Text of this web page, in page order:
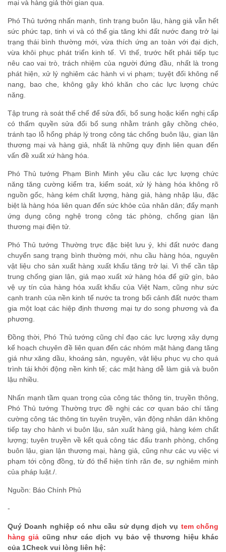
mại và hàng giả thời gian qua.
Phó Thủ tướng nhấn mạnh, tình trạng buôn lậu, hàng giả vẫn hết
sức phức tạp, tinh vi và có thể gia tăng khi đất nước đang trở lại
trạng thái bình thường mới, vừa thích ứng an toàn với đại dịch,
vừa khôi phục phát triển kinh tế. Vì thế, trước hết phải tiếp tục
nêu cao vai trò, trách nhiệm của người đứng đầu, nhất là trong
phát hiện, xử lý nghiêm các hành vi vi phạm; tuyệt đối không nể
nang, bao che, không gây khó khăn cho các lực lượng chức
năng.
Tập trung rà soát thể chế để sửa đổi, bổ sung hoặc kiến nghị cấp
có thẩm quyền sửa đổi bổ sung nhằm tránh gây chồng chéo,
tránh tạo lỗ hổng pháp lý trong công tác chống buôn lậu, gian lận
thương mại và hàng giả, nhất là những quy định liên quan đến
vấn đề xuất xứ hàng hóa.
Phó Thủ tướng Phạm Bình Minh yêu cầu các lực lượng chức
năng tăng cường kiểm tra, kiểm soát, xử lý hàng hóa không rõ
nguồn gốc, hàng kém chất lượng, hàng giả, hàng nhập lậu, đặc
biệt là hàng hóa liên quan đến sức khỏe của nhân dân; đẩy mạnh
ứng dụng công nghệ trong công tác phòng, chống gian lận
thương mại điện tử.
Phó Thủ tướng Thường trực đặc biệt lưu ý, khi đất nước đang
chuyển sang trạng bình thường mới, nhu cầu hàng hóa, nguyên
vật liệu cho sản xuất hàng xuất khẩu tăng trở lại. Vì thế cần tập
trung chống gian lận, giả mạo xuất xứ hàng hóa để giữ gìn, bảo
vệ uy tín của hàng hóa xuất khẩu của Việt Nam, cũng như sức
cạnh tranh của nền kinh tế nước ta trong bối cảnh đất nước tham
gia một loạt các hiệp định thương mại tự do song phương và đa
phương.
Đồng thời, Phó Thủ tướng cũng chỉ đạo các lực lượng xây dựng
kế hoạch chuyên đề liên quan đến các nhóm mặt hàng đang tăng
giá như xăng dầu, khoáng sản, nguyên, vật liệu phục vụ cho quá
trình tái khởi động nền kinh tế; các mặt hàng dễ làm giả và buôn
lậu nhiều.
Nhấn mạnh tầm quan trọng của công tác thông tin, truyền thông,
Phó Thủ tướng Thường trực đề nghị các cơ quan báo chí tăng
cường công tác thông tin tuyên truyền, vận động nhân dân không
tiếp tay cho hành vi buôn lậu, sản xuất hàng giả, hàng kém chất
lượng; tuyên truyền về kết quả công tác đấu tranh phòng, chống
buôn lậu, gian lận thương mại, hàng giả, cũng như các vụ việc vi
phạm tới cộng đồng, từ đó thể hiện tính răn đe, sự nghiêm minh
của pháp luật./.
Nguồn: Báo Chính Phủ
-
Quý Doanh nghiệp có nhu cầu sử dụng dịch vụ tem chống
hàng giả cũng như các dịch vụ bảo vệ thương hiệu khác
của 1Check vui lòng liên hệ: